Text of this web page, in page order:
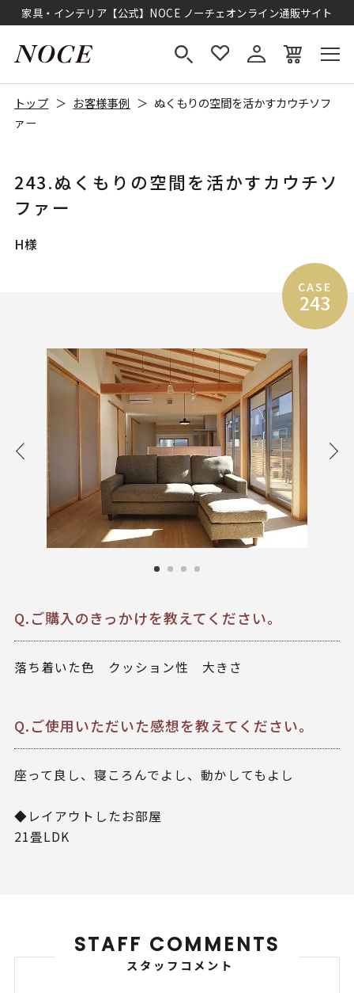
家具・インテリア【公式】NOCE ノーチェオンライン通販サイト
トップ お客様事例
ぬくもりの空間を活かすカウチソフ
ァー
243.ぬくもりの空間を活かすカウチソ
ファー
H様
CASE
243
Q.ご購入のきっかけを教えてください。
落ち着いた色 クッション性 大きさ
Q.ご使用いただいた感想を教えてください。
座って良し、寝ころんでよし、動かしてもよし
◆レイアウトしたお部屋
21畳LDK
STAFF COMMENTS
スタッフコメント